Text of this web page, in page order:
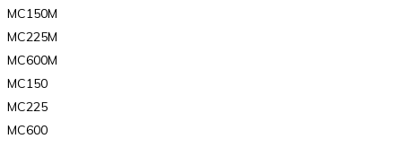
MC150M
MC225M
MC600M
MC150
MC225
MC600